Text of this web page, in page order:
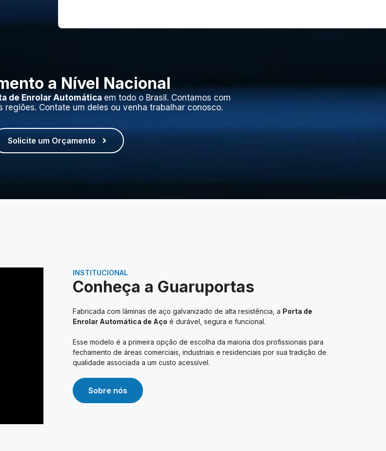
a Nível Nacional
de Enrolar Automática em todo o Brasil. Contamos com
regiões. Contate um deles ou venha trabalhar conosco.
Solicite um Orçamento
INSTITUCIONAL
Conheça a Guaruportas
Fabricada com lâminas de aço galvanizado de alta resistência, a Porta de
Enrolar Automática de Aço é durável, segura e funcional.
Esse modelo é a primeira opção de escolha da maioria dos profissionais para
fechamento de áreas comerciais, industriais e residenciais por sua tradição de
qualidade associada a um custo acessível.
Sobre nós